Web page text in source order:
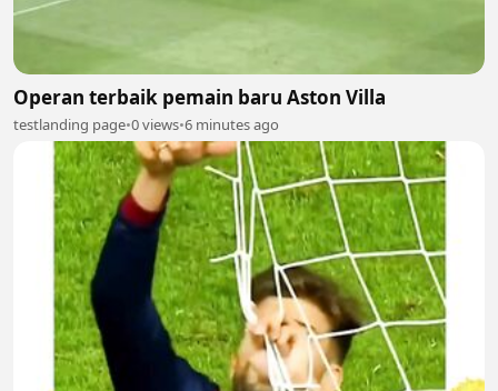
Operan terbaik pemain baru Aston Villa
testlanding page•0 views•6 minutes ago